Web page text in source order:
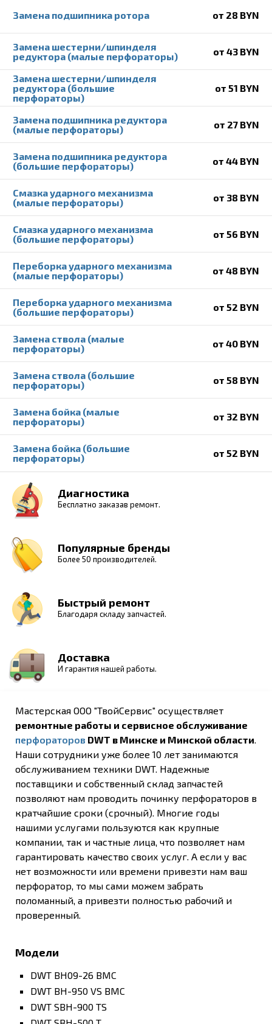
Замена подшипника ротора от 28 BYN
Замена шестерни/шпинделя
редуктора (малые перфораторы)
от 43 BYN
Замена шестерни/шпинделя
редуктора (большие
перфораторы)
от 51 BYN
Замена подшипника редуктора
(малые перфораторы)
от 27 BYN
Замена подшипника редуктора
(большие перфораторы)
от 44 BYN
Смазка ударного механизма
(малые перфораторы)
от 38 BYN
Смазка ударного механизма
(большие перфораторы)
от 56 BYN
Переборка ударного механизма
(малые перфораторы)
от 48 BYN
Переборка ударного механизма
(большие перфораторы)
от 52 BYN
Замена ствола (малые
перфораторы)
от 40 BYN
Замена ствола (большие
перфораторы)
от 58 BYN
Замена бойка (малые
перфораторы)
от 32 BYN
Замена бойка (большие
перфораторы)
от 52 BYN
Диагностика
Бесплатно заказав ремонт.
Популярные бренды
Более 50 производителей.
Быстрый ремонт
Благодаря складу запчастей.
Доставка
И гарантия нашей работы.
Мастерская ООО "ТвойСервис" осуществляет
ремонтные работы и сервисное обслуживание
перфораторов DWT в Минске и Минской области.
Наши сотрудники уже более 10 лет занимаются
обслуживанием техники DWT. Надежные
поставщики и собственный склад запчастей
позволяют нам проводить починку перфораторов в
кратчайшие сроки (срочный). Многие годы
нашими услугами пользуются как крупные
компании, так и частные лица, что позволяет нам
гарантировать качество своих услуг. А если у вас
нет возможности или времени привезти нам ваш
перфоратор, то мы сами можем забрать
поломанный, а привезти полностью рабочий и
проверенный.
Модели
DWT BH09-26 BMC
DWT BH-950 VS BMC
DWT SBH-900 TS